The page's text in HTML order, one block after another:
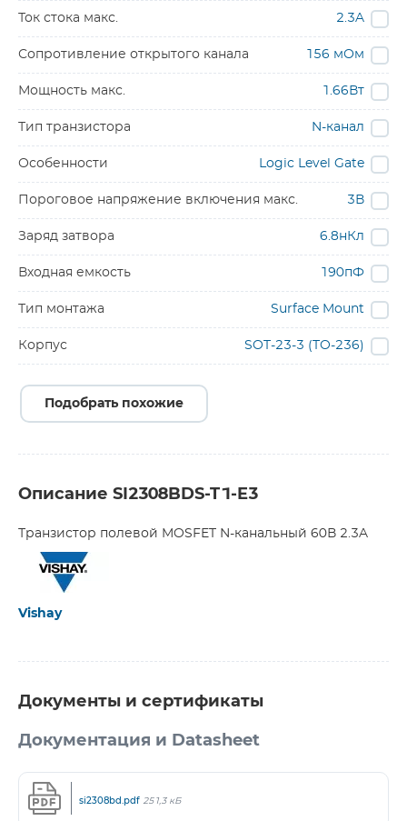
Ток стока макс. 2.3A
Сопротивление открытого канала 156 мОм
Мощность макс. 1.66Вт
Тип транзистора N-канал
Особенности Logic Level Gate
Пороговое напряжение включения макс. 3В
Заряд затвора 6.8нКл
Входная емкость 190пФ
Тип монтажа Surface Mount
Корпус SOT-23-3 (TO-236)
Подобрать похожие
Описание SI2308BDS-T1-E3
Транзистор полевой MOSFET N-канальный 60В 2.3A
Vishay
Документы и сертификаты
Документация и Datasheet
si2308bd.pdf 251,3 кБ